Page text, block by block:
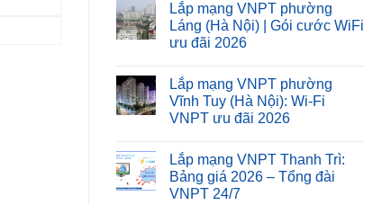
Lắp mạng VNPT phường
Láng (Hà Nội) | Gói cước WiFi
ưu đãi 2026
Lắp mạng VNPT phường
Vĩnh Tuy (Hà Nội): Wi-Fi
VNPT ưu đãi 2026
Lắp mạng VNPT Thanh Trì:
Bảng giá 2026 – Tổng đài
VNPT 24/7